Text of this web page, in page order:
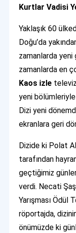
Kurtlar Vadisi
Yaklaşık 60
Doğu’da
zamanlarda
zamanlarda en
Kaos izle
yeni bölümleriyle
Dizi yeni
ekranlara geri
Dizide ki Polat
tarafından
geçtiğimiz
verdi. Necati
Yarışması Ödül
röportajda,
önümüzde ki